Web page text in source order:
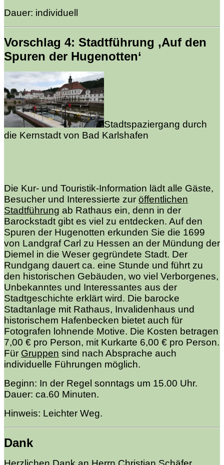
Dauer: individuell
Vorschlag 4: Stadtführung ‚Auf den
Spuren der Hugenotten‘
Stadtspaziergang durch
die Kernstadt von Bad Karlshafen
Die Kur- und Touristik-Information lädt alle Gäste,
Besucher und Interessierte zur öffentlichen
Stadtführung ab Rathaus ein, denn in der
Barockstadt gibt es viel zu entdecken. Auf den
Spuren der Hugenotten erkunden Sie die 1699
von Landgraf Carl zu Hessen an der Mündung der
Diemel in die Weser gegründete Stadt. Der
Rundgang dauert ca. eine Stunde und führt zu
den historischen Gebäuden, wo viel Verborgenes,
Unbekanntes und Interessantes aus der
Stadtgeschichte erklärt wird. Die barocke
Stadtanlage mit Rathaus, Invalidenhaus und
historischem Hafenbecken bietet auch für
Fotografen lohnende Motive. Die Kosten betragen
7,00 € pro Person, mit Kurkarte 6,00 € pro Person.
Für Gruppen sind nach Absprache auch
individuelle Führungen möglich.
Beginn: In der Regel sonntags um 15.00 Uhr.
Dauer: ca.60 Minuten.
Hinweis: Leichter Weg.
Dank